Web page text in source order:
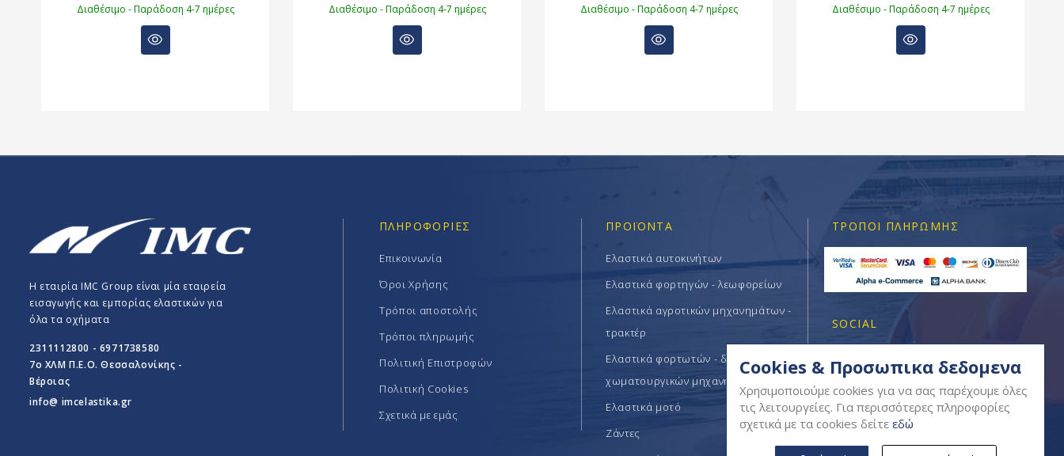
Διαθέσιμο - Παράδοση 4-7 ημέρες Διαθέσιμο - Παράδοση 4-7 ημέρες Διαθέσιμο - Παράδοση 4-7 ημέρες Διαθέσιμο - Παράδοση 4-7 ημέρες
Η εταιρία IMC Group είναι μία εταιρεία
εισαγωγής και εμπορίας ελαστικών για
όλα τα οχήματα
2311112800 - 6971738580
7o ΧΛΜ Π.E.O. Θεσσαλονίκης -
Βέροιας
info@ imcelastika.gr
ΠΛΗΡΟΦΟΡΊΕΣ
Επικοινωνία
Όροι Χρήσης
Τρόποι αποστολής
Τρόποι πληρωμής
Πολιτική Επιστροφών
Πολιτική Cookies
Σχετικά με εμάς
ΠΡΟΪΟΝΤΑ
Ελαστικά αυτοκινήτων
Ελαστικά φορτηγών - λεωφορείων
Ελαστικά αγροτικών μηχανημάτων -
τρακτέρ
Ελαστικά φορτωτών - δομικών -
χωματουργικών μηχανημάτων
Ελαστικά μοτό
Ζάντες
ΤΡΌΠΟΙ ΠΛΗΡΩΜΉΣ
SOCIAL
Cookies & Προσωπικα δεδομενα
Χρησιμοποιούμε cookies για να σας παρέχουμε όλες
τις λειτουργείες. Για περισσότερες πληροφορίες
σχετικά με τα cookies δείτε εδώ